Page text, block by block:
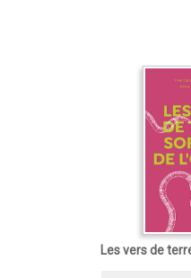
Les vers de